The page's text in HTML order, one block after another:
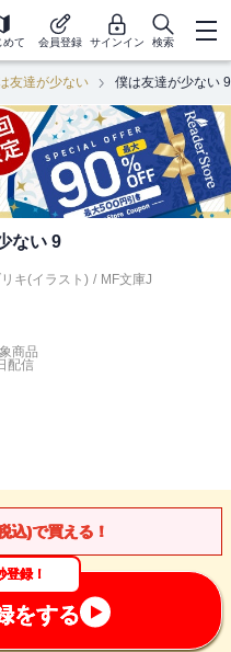
めて 会員登録 サインイン 検索
友達が少ない 僕は友達が少ない 9
ない 9
キ(イラスト) / MF文庫J
商品
配信
込)で買える！
登録！
をする